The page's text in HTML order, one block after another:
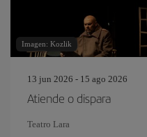
Imagen: Kozlik
13 jun 2026 - 15 ago 2026
Atiende o dispara
Teatro Lara